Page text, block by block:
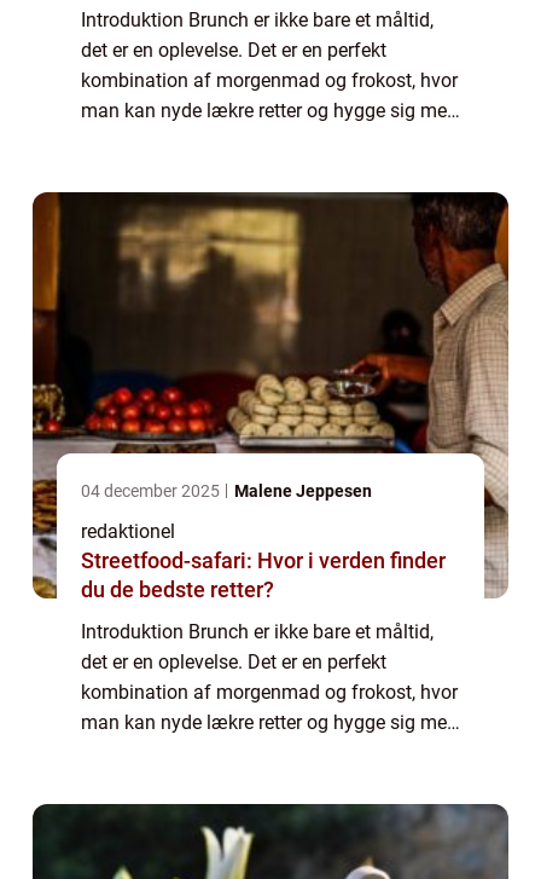
Introduktion Brunch er ikke bare et måltid,
det er en oplevelse. Det er en perfekt
kombination af morgenmad og frokost, hvor
man kan nyde lækre retter og hygge sig med
04 december 2025 Malene Jeppesen
redaktionel
Streetfood-safari: Hvor i verden finder
du de bedste retter?
Introduktion Brunch er ikke bare et måltid,
det er en oplevelse. Det er en perfekt
kombination af morgenmad og frokost, hvor
man kan nyde lækre retter og hygge sig med